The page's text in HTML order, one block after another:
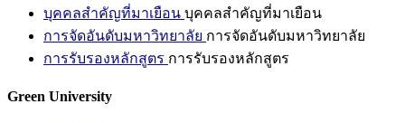
บุคคลสำคัญที่มาเยือน บุคคลสำคัญที่มาเยือน
การจัดอันดับมหาวิทยาลัย การจัดอันดับมหาวิทยาลัย
การรับรองหลักสูตร การรับรองหลักสูตร
Green University